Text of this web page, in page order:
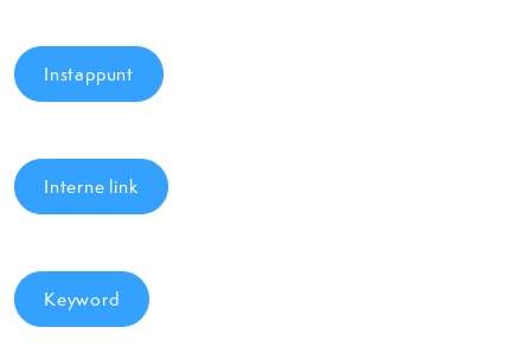
Instappunt
Interne link
Keyword